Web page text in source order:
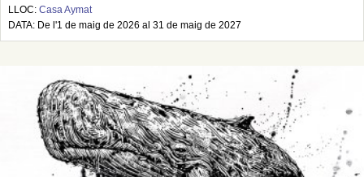
LLOC: Casa Aymat
DATA: De l'1 de maig de 2026 al 31 de maig de 2027